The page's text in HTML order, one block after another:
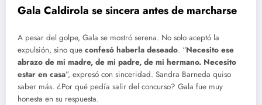
Gala Caldirola se sincera antes de marcharse
A pesar del golpe, Gala se mostró serena. No solo aceptó la
expulsión, sino que confesó haberla deseado. “Necesito ese
abrazo de mi madre, de mi padre, de mi hermano. Necesito
estar en casa”, expresó con sinceridad. Sandra Barneda quiso
saber más. ¿Por qué pedía salir del concurso? Gala fue muy
honesta en su respuesta.